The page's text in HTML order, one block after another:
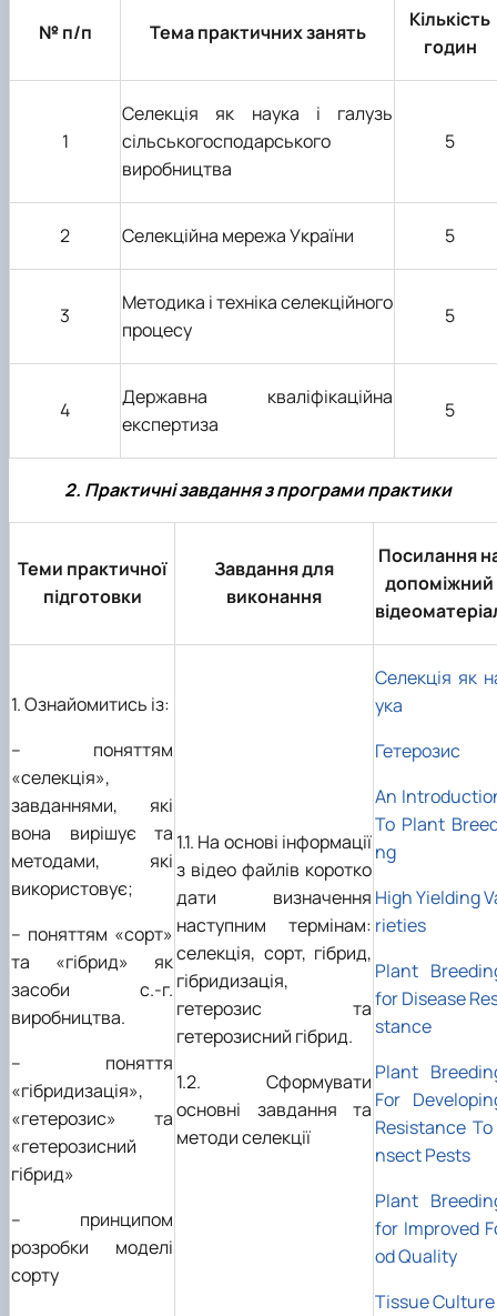
І міжнародна конференція присвячена 90-
річчю від дня народження вченого М.О. Зе…
№ п/п Тема практичних занять
Кількість
годин
1
Селекція як наука і галузь
сільськогосподарського
виробництва
5
2 Селекційна мережа України 5
3
Методика і техніка селекційного
процесу
5
4
Державна кваліфікаційна
експертиза
5
2. Практичні завдання з програми практики
Теми практичної
підготовки
Завдання для
виконання
Посилання
допоміжний
1. Ознайомитись із:
– поняттям
«селекція»,
завданнями, які
вона вирішує та
методами, які
використовує;
– поняттям «сорт»
та «гібрид» як
засоби с.-г.
виробництва.
– поняття
«гібридизація»,
«гетерозис» та
«гетерозисний
гібрид»
– принципом
розробки моделі
сорту
1.1. На основі інформації
з відео файлів коротко
дати визначення
наступним термінам:
селекція, сорт, гібрид,
гібридизація,
гетерозис та
гетерозисний гібрид.
1.2. Сформувати
основні завдання та
методи селекції
Селекція як
ука
Гетерозис
An
To Plant
ng
High Yielding
rieties
Plant
for Disease
stance
Plant
For
Resistance
nsect Pests
Plant
for Improved
od Quality
Tissue Culture